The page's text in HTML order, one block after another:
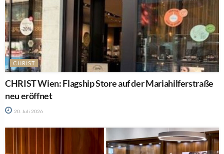
CHRIST
CHRIST Wien: Flagship Store auf der Mariahilferstraße
neu eröffnet
20. Juli 2026